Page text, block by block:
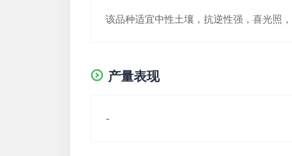
该品种适宜中性土壤，抗逆性强，喜光照
产量表现
-